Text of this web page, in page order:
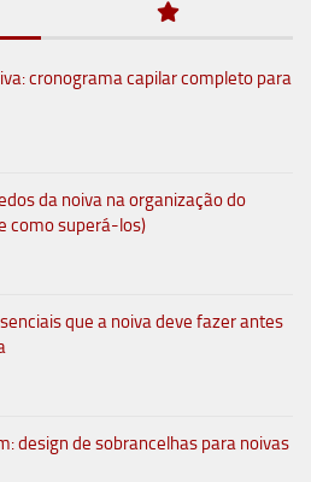
cronograma capilar completo para
da noiva na organização do
como superá-los)
que a noiva deve fazer antes
design de sobrancelhas para noivas